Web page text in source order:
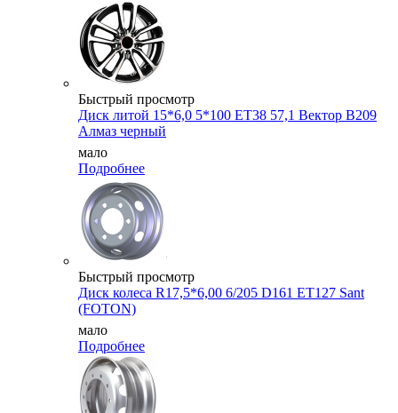
Быстрый просмотр
Диск литой 15*6,0 5*100 ET38 57,1 Вектор B209
Алмаз черный
мало
Подробнее
Быстрый просмотр
Диск колеса R17,5*6,00 6/205 D161 ET127 Sant
(FOTON)
мало
Подробнее